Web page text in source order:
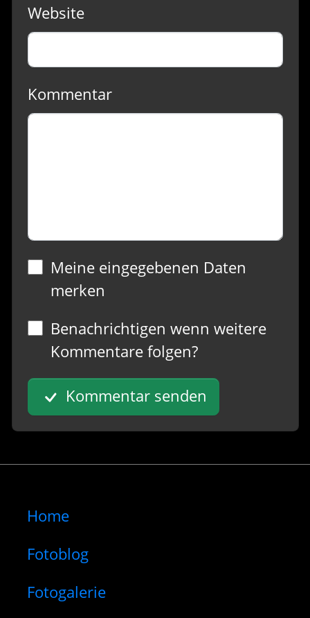
Website
Kommentar
Meine eingegebenen Daten
merken
Benachrichtigen wenn weitere
Kommentare folgen?
Kommentar senden
Home
Fotoblog
Fotogalerie